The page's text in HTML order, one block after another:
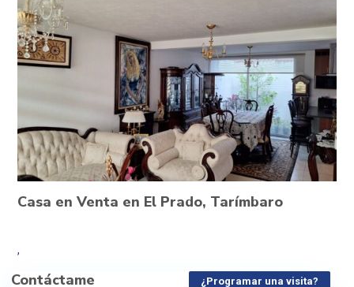
Casa en Venta en El Prado, Tarímbaro
,
Contáctame ¿Programar una visita?